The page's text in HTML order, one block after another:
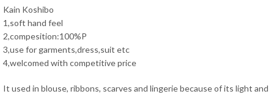
Kain Koshibo
1,soft hand feel
2,compesition:100%P
3,use for garments,dress,suit etc
4,welcomed with competitive price
It used in blouse, ribbons, scarves and lingerie because of its light and